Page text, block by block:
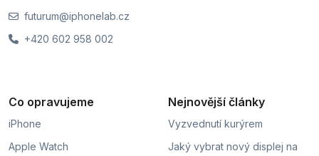
futurum@iphonelab.cz
+420 602 958 002
Co opravujeme
iPhone
Apple Watch
Nejnovější články
Vyzvednutí kurýrem
Jaký vybrat nový displej na